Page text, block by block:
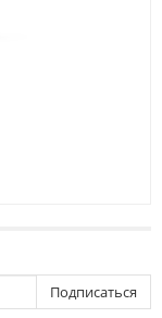
Подписаться